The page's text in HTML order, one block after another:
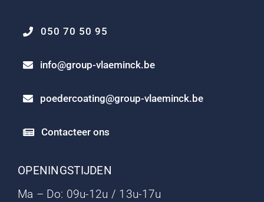
050 70 50 95
info@group-vlaeminck.be
poedercoating@group-vlaeminck.be
Contacteer ons
OPENINGSTIJDEN
Ma – Do: 09u-12u / 13u-17u